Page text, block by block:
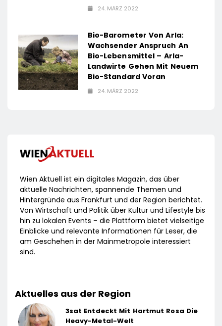
24. MÄRZ 2022
Bio-Barometer Von Arla:
Wachsender Anspruch An
Bio-Lebensmittel – Arla-
Landwirte Gehen Mit Neuem
Bio-Standard Voran
24. MÄRZ 2022
Wien Aktuell ist ein digitales Magazin, das über
aktuelle Nachrichten, spannende Themen und
Hintergründe aus Frankfurt und der Region berichtet.
Von Wirtschaft und Politik über Kultur und Lifestyle bis
hin zu lokalen Events – die Plattform bietet vielseitige
Einblicke und relevante Informationen für Leser, die
am Geschehen in der Mainmetropole interessiert
sind.
Aktuelles aus der Region
3sat Entdeckt Mit Hartmut Rosa Die
Heavy-Metal-Welt